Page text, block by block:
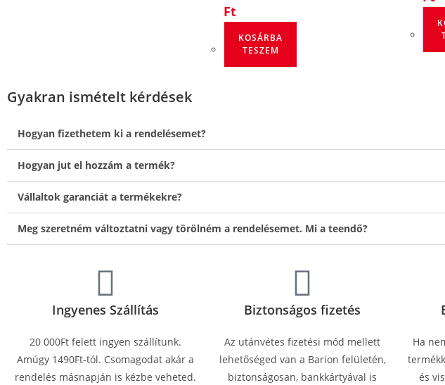
Ft
KOSÁRBA
TESZEM
Gyakran ismételt kérdések
Hogyan fizethetem ki a rendelésemet?
Hogyan jut el hozzám a termék?
Vállaltok garanciát a termékekre?
Meg szeretném változtatni vagy törölném a rendelésemet. Mi a teendő?
Ingyenes Szállítás
20 000Ft felett ingyen szállítunk.
Amúgy 1490Ft-tól. Csomagodat akár a
rendelés másnapján is kézbe veheted.
Biztonságos fizetés
Az utánvétes fizetési mód mellett
lehetőséged van a Barion felületén,
biztonságosan, bankkártyával is
Ha
és